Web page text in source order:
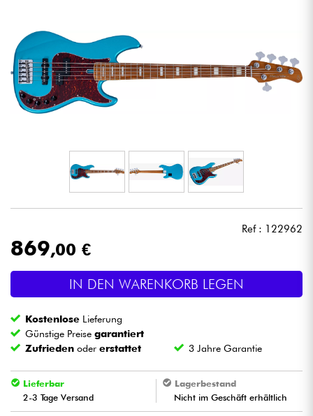
Synths & samplers
Studio
Mikros
Licht
Blasinstrumente
Violinen & Quartett
Ref : 122962
869,00 €
IN DEN WARENKORB LEGEN
Kostenlose Lieferung
Günstige Preisegarantiert
Zufrieden odererstattet 3 Jahre Garantie
Lieferbar
2-3 Tage Versand
Lagerbestand
Nicht im Geschäft erhältlich